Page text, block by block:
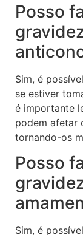
Posso
Sim, é
se estiver
é importante
podem afetar
tornando-os
Posso
Sim, é